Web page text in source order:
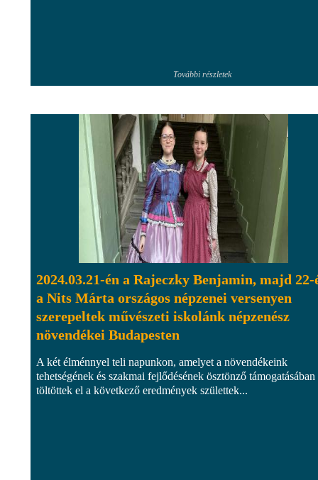
További részletek
2024.03.21-én a Rajeczky Benjamin, majd 22-
a Nits Márta országos népzenei versenyen
szerepeltek művészeti iskolánk népzenész
növendékei Budapesten
A két élménnyel teli napunkon, amelyet a növendékeink
tehetségének és szakmai fejlődésének ösztönző támogatásában
töltöttek el a következő eredmények születtek...